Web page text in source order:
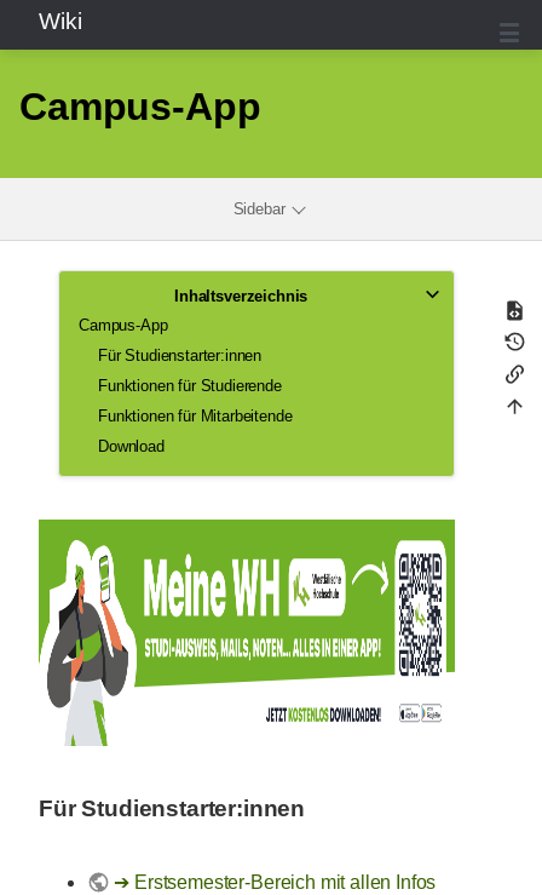
Wiki
Campus-App
Sidebar
Inhaltsverzeichnis
Campus-App
Für Studienstarter:innen
Funktionen für Studierende
Funktionen für Mitarbeitende
Download
Für Studienstarter:innen
Erstsemester-Bereich mit allen Infos